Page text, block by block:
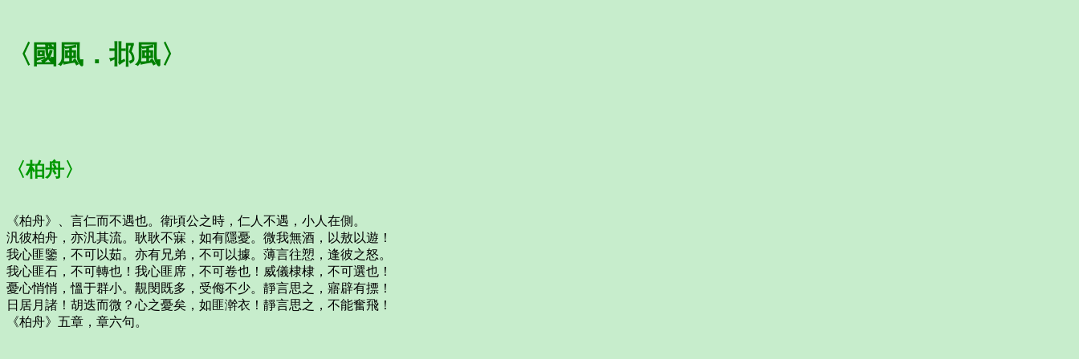
〈國風．邶風〉
〈柏舟〉
《柏舟》、言仁而不遇也。衛頃公之時，仁人不遇，小人在側。
汎彼柏舟，亦汎其流。耿耿不寐，如有隱憂。微我無酒，以敖以遊！
我心匪鑒，不可以茹。亦有兄弟，不可以據。薄言往愬，逢彼之怒。
我心匪石，不可轉也！我心匪席，不可卷也！威儀棣棣，不可選也！
憂心悄悄，慍于群小。覯閔既多，受侮不少。靜言思之，寤辟有摽！
日居月諸！胡迭而微？心之憂矣，如匪澣衣！靜言思之，不能奮飛！
《柏舟》五章，章六句。